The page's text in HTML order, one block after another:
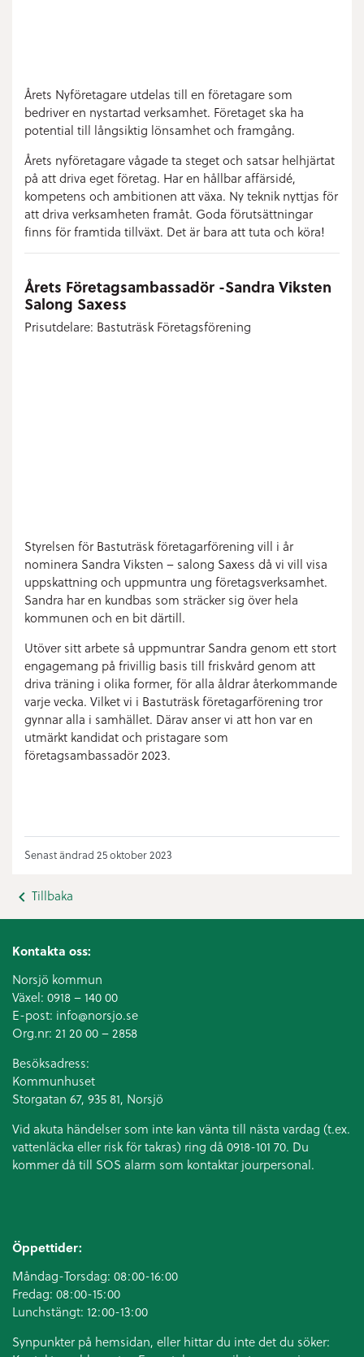
Årets Nyföretagare utdelas till en företagare som
bedriver en nystartad verksamhet. Företaget ska ha
potential till långsiktig lönsamhet och framgång.
Årets nyföretagare vågade ta steget och satsar helhjärtat
på att driva eget företag. Har en hållbar affärsidé,
kompetens och ambitionen att växa. Ny teknik nyttjas för
att driva verksamheten framåt. Goda förutsättningar
finns för framtida tillväxt. Det är bara att tuta och köra!
Årets Företagsambassadör -Sandra Viksten
Salong Saxess
Prisutdelare: Bastuträsk Företagsförening
Styrelsen för Bastuträsk företagarförening vill i år
nominera Sandra Viksten – salong Saxess då vi vill visa
uppskattning och uppmuntra ung företagsverksamhet.
Sandra har en kundbas som sträcker sig över hela
kommunen och en bit därtill.
Utöver sitt arbete så uppmuntrar Sandra genom ett stort
engagemang på frivillig basis till friskvård genom att
driva träning i olika former, för alla åldrar återkommande
varje vecka. Vilket vi i Bastuträsk företagarförening tror
gynnar alla i samhället. Därav anser vi att hon var en
utmärkt kandidat och pristagare som
företagsambassadör 2023.
Senast ändrad 25 oktober 2023
Tillbaka
Kontakta oss:
Norsjö kommun
Växel: 0918 – 140 00
E-post: info@norsjo.se
Org.nr: 21 20 00 – 2858
Besöksadress:
Kommunhuset
Storgatan 67, 935 81, Norsjö
Vid akuta händelser som inte kan vänta till nästa vardag (t.ex.
vattenläcka eller risk för takras) ring då 0918-101 70. Du
kommer då till SOS alarm som kontaktar jourpersonal.
Öppettider:
Måndag-Torsdag: 08:00-16:00
Fredag: 08:00-15:00
Lunchstängt: 12:00-13:00
Synpunkter på hemsidan, eller hittar du inte det du söker: